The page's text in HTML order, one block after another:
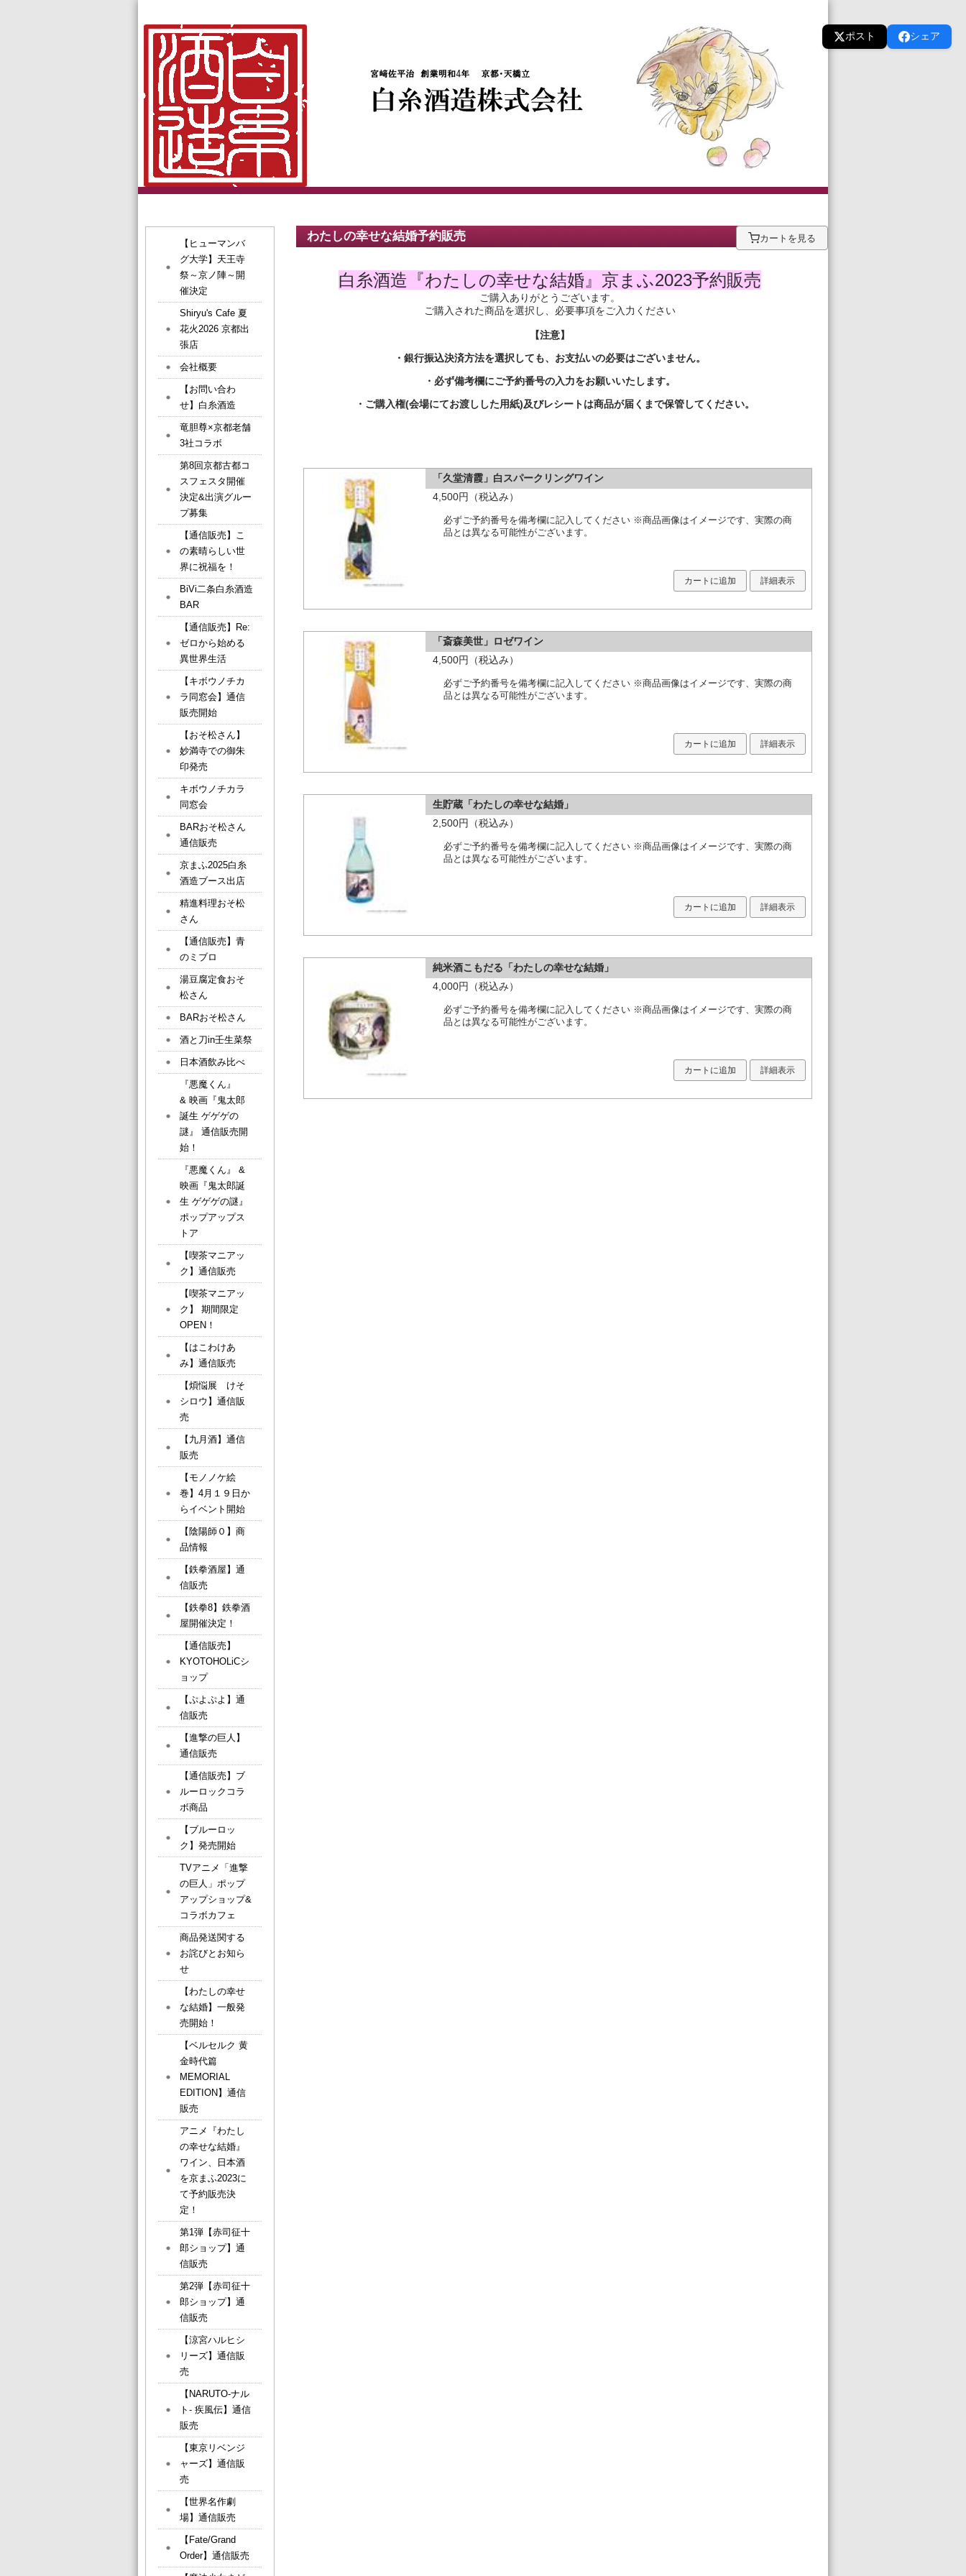
ポスト シェア
わたしの幸せな結婚予約販売
白糸酒造『わたしの幸せな結婚』京まふ2023予約販売
ご購入ありがとうございます。
ご購入された商品を選択し、必要事項をご入力ください
【注意】
・銀行振込決済方法を選択しても、お支払いの必要はございません。
・必ず備考欄にご予約番号の入力をお願いいたします。
・ご購入権(会場にてお渡しした用紙)及びレシートは商品が届くまで保管してください。
カートを見る
「久堂清霞」白スパークリングワイン
4,500円（税込み）
必ずご予約番号を備考欄に記入してください ※商品画像はイメージです、実際の商
品とは異なる可能性がございます。
カートに追加 詳細表示
「斎森美世」ロゼワイン
4,500円（税込み）
必ずご予約番号を備考欄に記入してください ※商品画像はイメージです、実際の商
品とは異なる可能性がございます。
カートに追加 詳細表示
生貯蔵「わたしの幸せな結婚」
2,500円（税込み）
必ずご予約番号を備考欄に記入してください ※商品画像はイメージです、実際の商
品とは異なる可能性がございます。
カートに追加 詳細表示
純米酒こもだる「わたしの幸せな結婚」
4,000円（税込み）
必ずご予約番号を備考欄に記入してください ※商品画像はイメージです、実際の商
品とは異なる可能性がございます。
カートに追加 詳細表示
【ヒューマンバ
グ大学】天王寺
祭～京ノ陣～開
催決定
Shiryu's Cafe 夏
花火2026 京都出
張店
会社概要
【お問い合わ
せ】白糸酒造
竜胆尊×京都老舗
3社コラボ
第8回京都古都コ
スフェスタ開催
決定&出演グルー
プ募集
【通信販売】こ
の素晴らしい世
界に祝福を！
BiVi二条白糸酒造
BAR
【通信販売】Re:
ゼロから始める
異世界生活
【キボウノチカ
ラ同窓会】通信
販売開始
【おそ松さん】
妙満寺での御朱
印発売
キボウノチカラ
同窓会
BARおそ松さん
通信販売
京まふ2025白糸
酒造ブース出店
精進料理おそ松
さん
【通信販売】青
のミブロ
湯豆腐定食おそ
松さん
BARおそ松さん
酒と刀in壬生菜祭
日本酒飲み比べ
『悪魔くん』
& 映画『鬼太郎
誕生 ゲゲゲの
謎』 通信販売開
始！
『悪魔くん』 &
映画『鬼太郎誕
生 ゲゲゲの謎』
ポップアップス
トア
【喫茶マニアッ
ク】通信販売
【喫茶マニアッ
ク】 期間限定
OPEN！
【はこわけあ
み】通信販売
【煩悩展 けそ
シロウ】通信販
売
【九月酒】通信
販売
【モノノケ絵
巻】4月１９日か
らイベント開始
【陰陽師０】商
品情報
【鉄拳酒屋】通
信販売
【鉄拳8】鉄拳酒
屋開催決定！
【通信販売】
KYOTOHOLiCシ
ョップ
【ぷよぷよ】通
信販売
【進撃の巨人】
通信販売
【通信販売】ブ
ルーロックコラ
ボ商品
【ブルーロッ
ク】発売開始
TVアニメ「進撃
の巨人」ポップ
アップショップ&
コラボカフェ
商品発送関する
お詫びとお知ら
せ
【わたしの幸せ
な結婚】一般発
売開始！
【ベルセルク 黄
金時代篇
MEMORIAL
EDITION】通信
販売
アニメ『わたし
の幸せな結婚』
ワイン、日本酒
を京まふ2023に
て予約販売決
定！
第1弾【赤司征十
郎ショップ】通
信販売
第2弾【赤司征十
郎ショップ】通
信販売
【涼宮ハルヒシ
リーズ】通信販
売
【NARUTO-ナル
ト- 疾風伝】通信
販売
【東京リベンジ
ャーズ】通信販
売
【世界名作劇
場】通信販売
【Fate/Grand
Order】通信販売